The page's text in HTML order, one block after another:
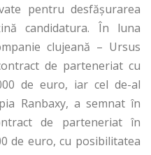
pentru desfășurarea
candidatura. În luna
clujeană – Ursus
de parteneriat cu
de euro, iar cel de-al
Ranbaxy, a semnat în
de parteneriat în
de euro, cu posibilitatea